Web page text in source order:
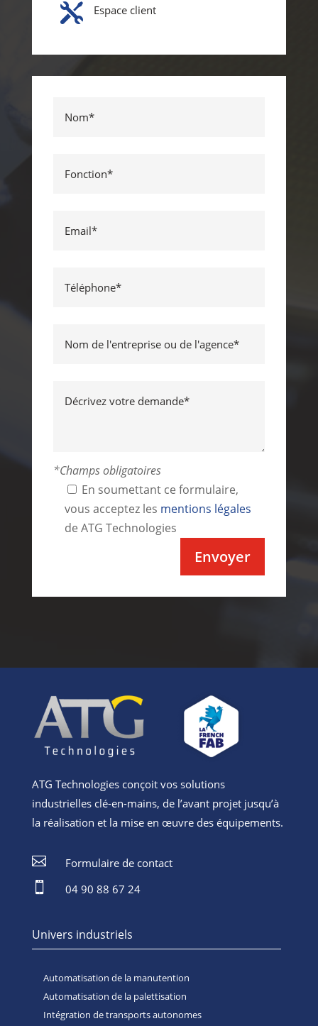
 Espace client
*Champs obligatoires
En soumettant ce formulaire,
vous acceptez les mentions légales
de ATG Technologies
ATG Technologies conçoit vos solutions
industrielles clé-en-mains, de l’avant projet jusqu’à
la réalisation et la mise en œuvre des équipements.

Formulaire de contact

04 90 88 67 24
Univers industriels
Automatisation de la manutention
Automatisation de la palettisation
Intégration de transports autonomes